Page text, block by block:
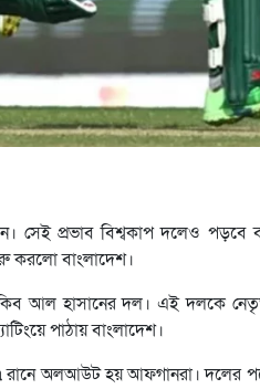
সেই প্রভাব বিশ্বকাপ দলেও পড়বে
করলো বাংলাদেশ।
আল হাসানের দল। এই দলকে
পাঠায় বাংলাদেশ।
অলআউট হয় আফগানরা। দলের